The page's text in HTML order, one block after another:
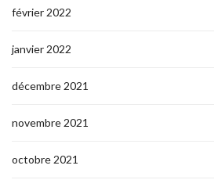
février 2022
janvier 2022
décembre 2021
novembre 2021
octobre 2021